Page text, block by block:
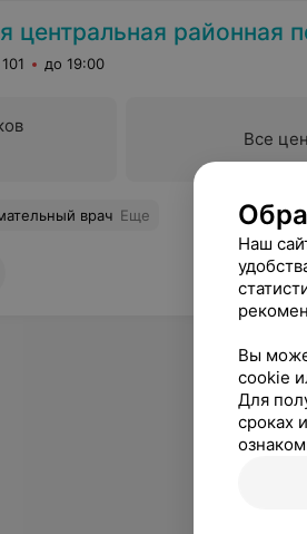
районная
до 19:00
Все
врач Еще
Наш
Вы
cookie
Для
сроках